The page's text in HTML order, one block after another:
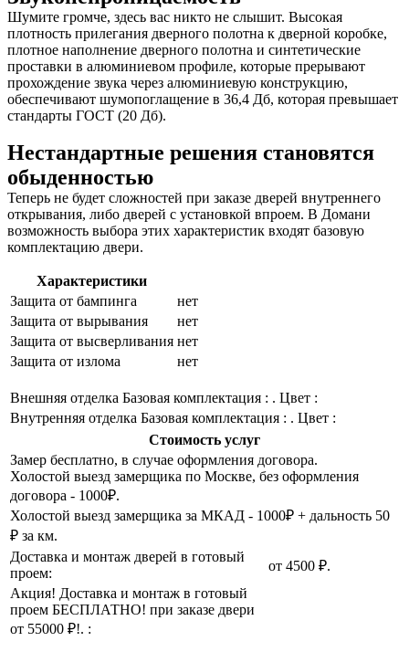
Шумите громче, здесь вас никто не слышит. Высокая
плотность прилегания дверного полотна к дверной коробке,
плотное наполнение дверного полотна и синтетические
проставки в алюминиевом профиле, которые прерывают
прохождение звука через алюминиевую конструкцию,
обеспечивают шумопоглащение в 36,4 Дб, которая превышает
стандарты ГОСТ (20 Дб).
Нестандартные решения становятся
обыденностью
Теперь не будет сложностей при заказе дверей внутреннего
открывания, либо дверей с установкой впроем. В Домани
возможность выбора этих характеристик входят базовую
комплектацию двери.
Характеристики
Защита от бампинга
нет
Защита от вырывания
нет
Защита от высверливания нет
Защита от излома
нет
Внешняя отделка Базовая комплектация : . Цвет :
Внутренняя отделка Базовая комплектация : . Цвет :
Стоимость услуг
Замер бесплатно, в случае оформления договора.
Холостой выезд замерщика по Москве, без оформления
договора - 1000₽.
Холостой выезд замерщика за МКАД - 1000₽ + дальность 50
₽ за км.
Доставка и монтаж дверей в готовый
проем:
от 4500 ₽.
Акция! Доставка и монтаж в готовый
проем БЕСПЛАТНО! при заказе двери
от 55000 ₽!. :